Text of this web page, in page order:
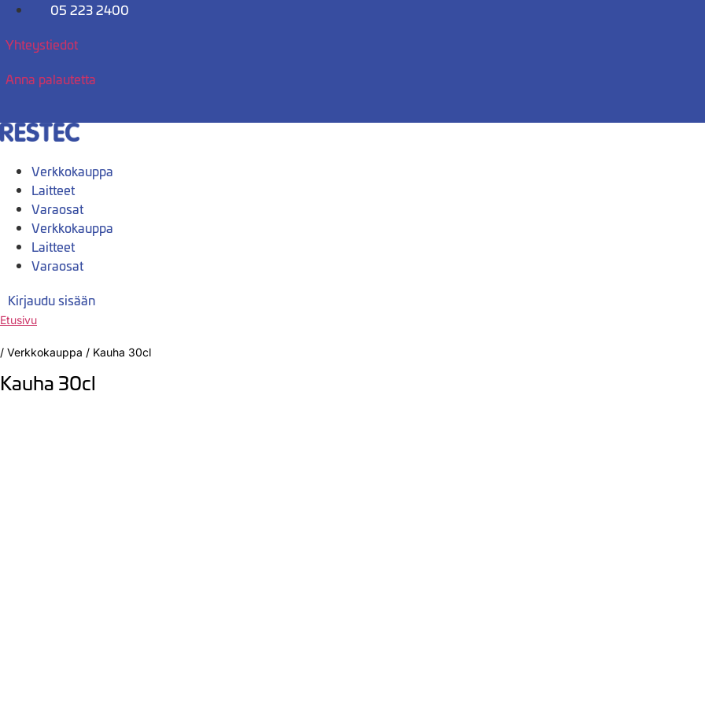
Mene
05 223 2400
Yhteystiedot
Anna palautetta
Verkkokauppa
Laitteet
Varaosat
Verkkokauppa
Laitteet
Varaosat
Kirjaudu sisään
Etusivu
/ Verkkokauppa / Kauha 30cl
Kauha 30cl